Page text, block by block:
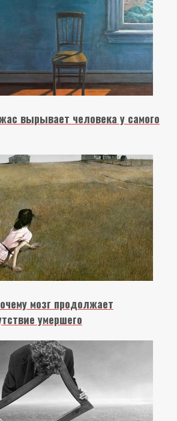
вырывает человека у самого
мозг продолжает
умершего